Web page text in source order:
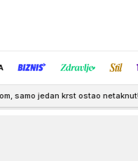
netaknut! Angažovani i